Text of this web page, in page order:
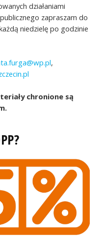
działaniami
zapraszam do
niedzielę po godzinie
,
chronione są